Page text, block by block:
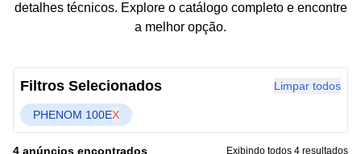
detalhes técnicos. Explore o catálogo completo e encontre
a melhor opção.
Filtros Selecionados Limpar todos
PHENOM 100EX
4 anúncios encontrados Exibindo todos 4 resultados